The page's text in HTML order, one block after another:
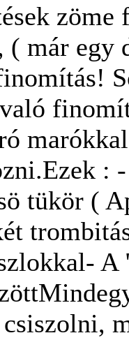
zöme
( már egy
:
tükör (